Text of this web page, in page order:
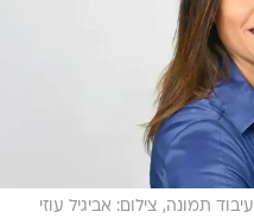
עיבוד תמונה, צילום: אביגיל עוזי